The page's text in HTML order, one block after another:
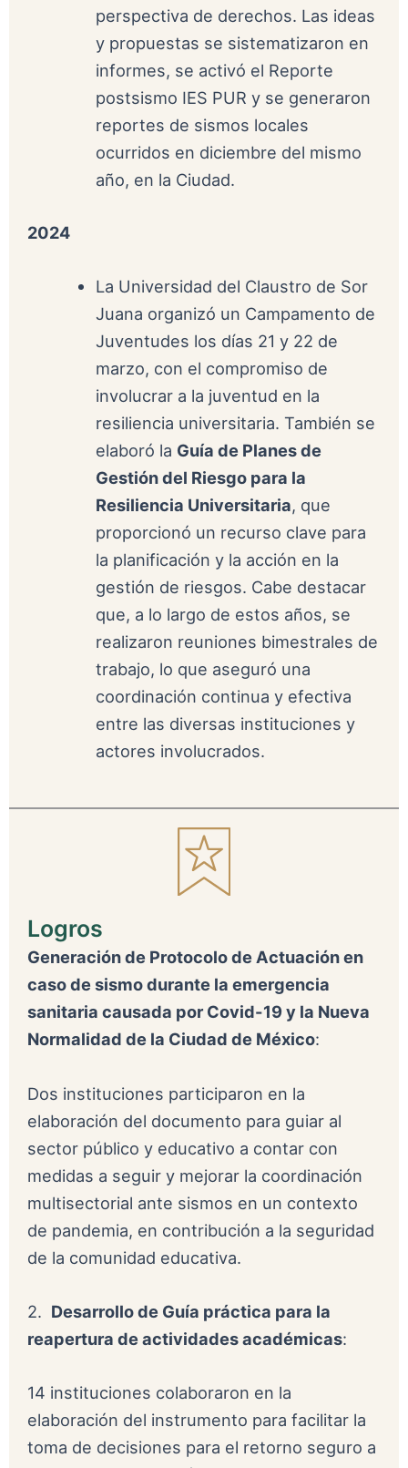
perspectiva de derechos. Las ideas
y propuestas se sistematizaron en
informes, se activó el Reporte
postsismo IES PUR y se generaron
reportes de sismos locales
ocurridos en diciembre del mismo
año, en la Ciudad.
2024
La Universidad del Claustro de Sor
Juana organizó un Campamento de
Juventudes los días 21 y 22 de
marzo, con el compromiso de
involucrar a la juventud en la
resiliencia universitaria. También se
elaboró la Guía de Planes de
Gestión del Riesgo para la
Resiliencia Universitaria, que
proporcionó un recurso clave para
la planificación y la acción en la
gestión de riesgos. Cabe destacar
que, a lo largo de estos años, se
realizaron reuniones bimestrales de
trabajo, lo que aseguró una
coordinación continua y efectiva
entre las diversas instituciones y
actores involucrados.
Logros
Generación de Protocolo de Actuación en
caso de sismo durante la emergencia
sanitaria causada por Covid-19 y la Nueva
Normalidad de la Ciudad de México:
Dos instituciones participaron en la
elaboración del documento para guiar al
sector público y educativo a contar con
medidas a seguir y mejorar la coordinación
multisectorial ante sismos en un contexto
de pandemia, en contribución a la seguridad
de la comunidad educativa.
2. Desarrollo de Guía práctica para la
reapertura de actividades académicas:
14 instituciones colaboraron en la
elaboración del instrumento para facilitar la
toma de decisiones para el retorno seguro a